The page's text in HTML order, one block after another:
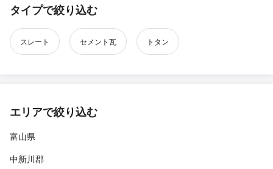
タイプで絞り込む
スレート セメント瓦 トタン
エリアで絞り込む
富山県
中新川郡